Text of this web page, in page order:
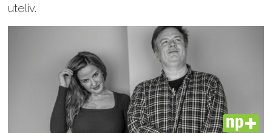
uteliv.
PLUS